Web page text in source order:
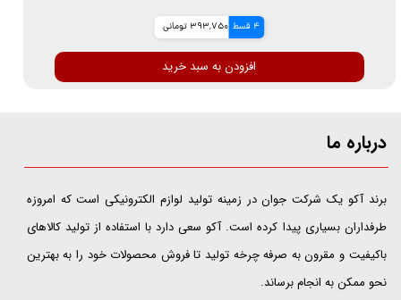
4 قسط 393,750 تومانی
افزودن به سبد خرید
درباره ما
​​​​​​​برند آکو یک شرکت جوان در زمینه تولید لوازم الکترونیکی است که امروزه
طرفداران بسیاری پیدا کرده است. آکو سعی دارد با استفاده از تولید کالاهای
باکیفیت و مقرون به صرفه چرخه تولید تا فروش محصولات خود را به بهترین
نحو ممکن به انجام برساند.